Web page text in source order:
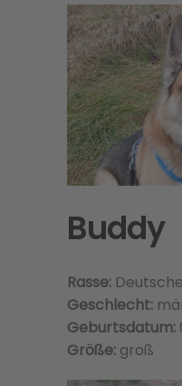
Buddy
Rasse:
Geschlecht:
Geburtsdatum:
Größe: groß